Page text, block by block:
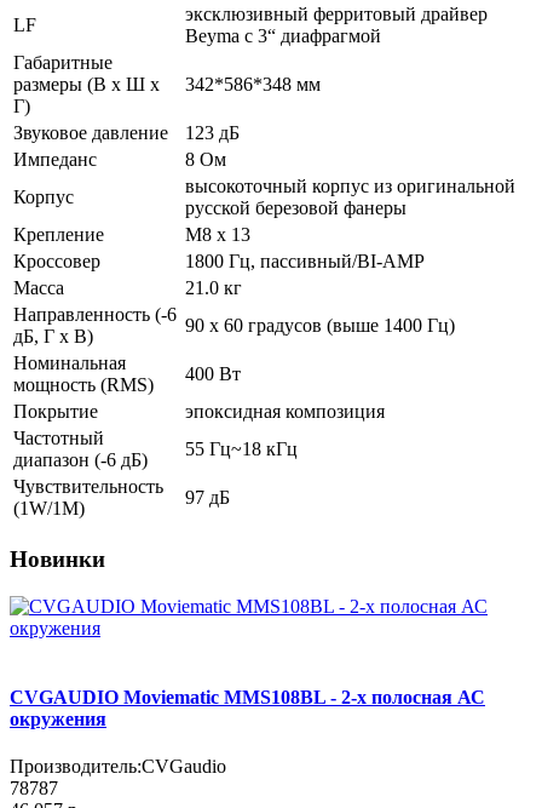
LF
эксклюзивный ферритовый драйвер
Beyma с 3“ диафрагмой
Габаритные
размеры (В х Ш х
Г)
342*586*348 мм
Звуковое давление
123 дБ
Импеданс
8 Ом
Корпус
высокоточный корпус из оригинальной
русской березовой фанеры
Крепление
М8 х 13
Кроссовер
1800 Гц, пассивный/BI-AMP
Масса
21.0 кг
Направленность (-6
дБ, Г х В)
90 х 60 градусов (выше 1400 Гц)
Номинальная
мощность (RMS)
400 Вт
Покрытие
эпоксидная композиция
Частотный
диапазон (-6 дБ)
55 Гц~18 кГц
Чувствительность
(1W/1М)
97 дБ
Новинки
CVGAUDIO Moviematic MMS108BL - 2-х полосная АС
окружения
Производитель:CVGaudio
78787